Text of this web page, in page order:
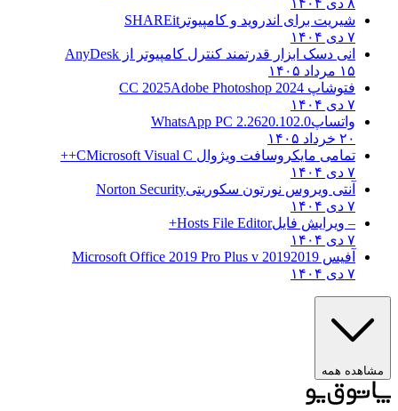
شیریت برای اندروید و کامپیوترSHAREit
انی دسک ابزار قدرتمند کنترل کامپیوتر ازAnyDesk
۱۵ مرداد ۱۴۰۵
فتوشاپ CC 2025Adobe Photoshop 2024
واتساپWhatsApp PC 2.2620.102.0
۲۰ خرداد ۱۴۰۵
تمامی مایکروسافت ویژوال C Microsoft Visual C++
آنتی ویروس نورتون سکوریتیNorton Security
– ویرایش فایلHosts File Editor+
آفیس 2019 2019 Microsoft Office 2019 Pro Plus v
مشاهده همه